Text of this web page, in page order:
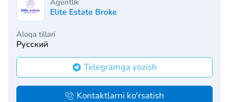
Agentlik
Elite Estate Broke
Aloqa tillari
Русский
Telegramga yozish
Kontaktlarni ko'rsatish